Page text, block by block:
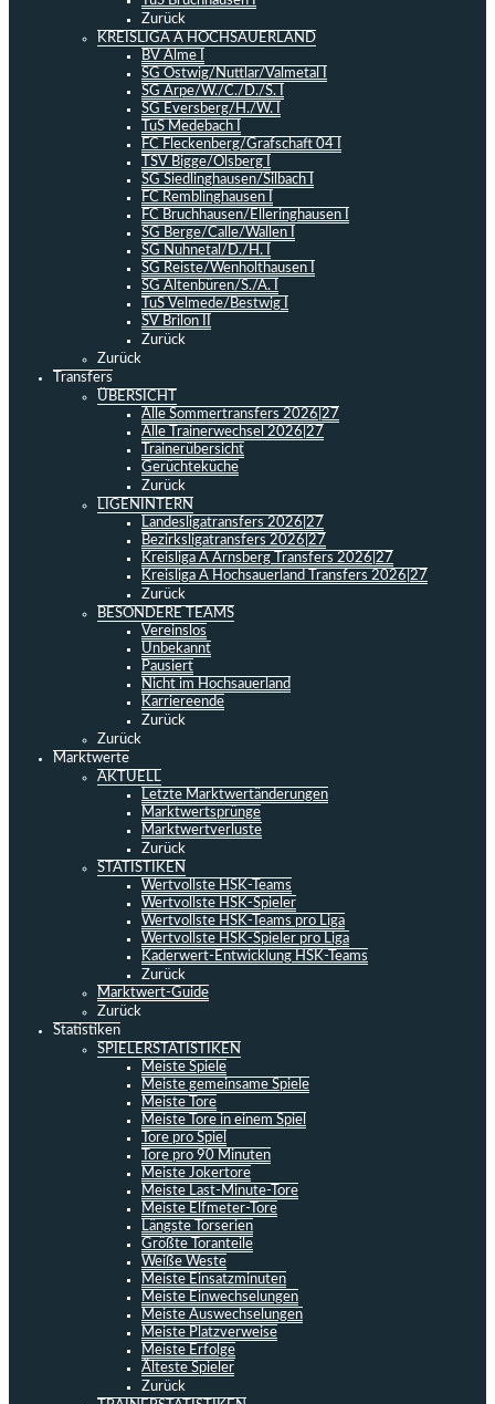
Zurück
KREISLIGA A HOCHSAUERLAND
BV Alme I
SG Ostwig/Nuttlar/Valmetal I
SG Arpe/W./C./D./S. I
SG Eversberg/H./W. I
TuS Medebach I
FC Fleckenberg/Grafschaft 04 I
TSV Bigge/Olsberg I
SG Siedlinghausen/Silbach I
FC Remblinghausen I
FC Bruchhausen/Elleringhausen I
SG Berge/Calle/Wallen I
SG Nuhnetal/D./H. I
SG Reiste/Wenholthausen I
SG Altenbüren/S./A. I
TuS Velmede/Bestwig I
SV Brilon II
Zurück
Zurück
Transfers
ÜBERSICHT
Alle Sommertransfers 2026|27
Alle Trainerwechsel 2026|27
Trainerübersicht
Gerüchteküche
Zurück
LIGENINTERN
Landesligatransfers 2026|27
Bezirksligatransfers 2026|27
Kreisliga A Arnsberg Transfers 2026|27
Kreisliga A Hochsauerland Transfers 2026|27
Zurück
BESONDERE TEAMS
Vereinslos
Unbekannt
Pausiert
Nicht im Hochsauerland
Karriereende
Zurück
Zurück
Marktwerte
AKTUELL
Letzte Marktwertänderungen
Marktwertsprünge
Marktwertverluste
Zurück
STATISTIKEN
Wertvollste HSK-Teams
Wertvollste HSK-Spieler
Wertvollste HSK-Teams pro Liga
Wertvollste HSK-Spieler pro Liga
Kaderwert-Entwicklung HSK-Teams
Zurück
Marktwert-Guide
Zurück
Statistiken
SPIELERSTATISTIKEN
Meiste Spiele
Meiste gemeinsame Spiele
Meiste Tore
Meiste Tore in einem Spiel
Tore pro Spiel
Tore pro 90 Minuten
Meiste Jokertore
Meiste Last-Minute-Tore
Meiste Elfmeter-Tore
Längste Torserien
Größte Toranteile
Weiße Weste
Meiste Einsatzminuten
Meiste Einwechselungen
Meiste Auswechselungen
Meiste Platzverweise
Meiste Erfolge
Älteste Spieler
Zurück